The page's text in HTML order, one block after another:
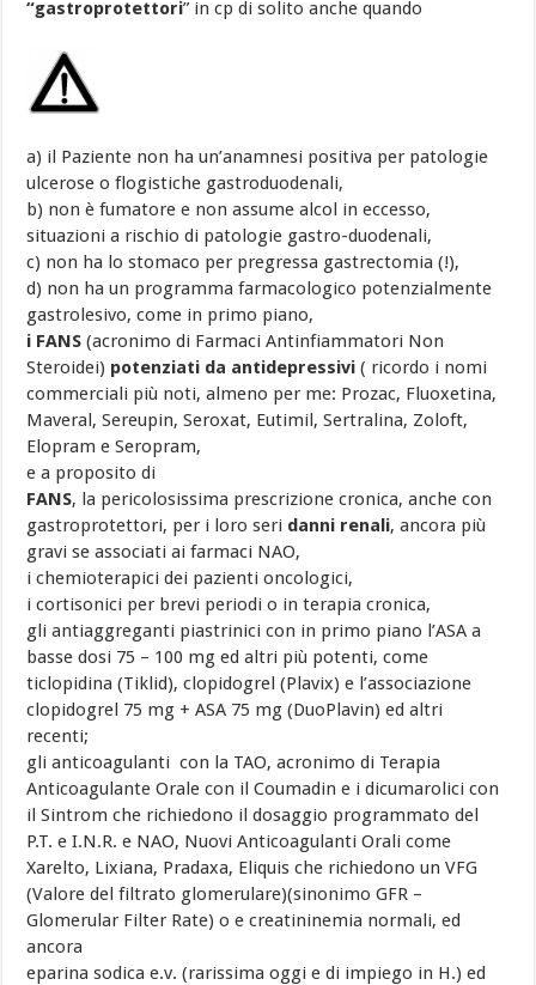
“gastroprotettori” in cp di solito anche quando
a) il Paziente non ha un’anamnesi positiva per patologie
ulcerose o flogistiche gastroduodenali,
b) non è fumatore e non assume alcol in eccesso,
situazioni a rischio di patologie gastro-duodenali,
c) non ha lo stomaco per pregressa gastrectomia (!),
d) non ha un programma farmacologico potenzialmente
gastrolesivo, come in primo piano,
i FANS (acronimo di Farmaci Antinfiammatori Non
Steroidei) potenziati da antidepressivi ( ricordo i nomi
commerciali più noti, almeno per me: Prozac, Fluoxetina,
Maveral, Sereupin, Seroxat, Eutimil, Sertralina, Zoloft,
Elopram e Seropram,
e a proposito di
FANS, la pericolosissima prescrizione cronica, anche con
gastroprotettori, per i loro seri danni renali, ancora più
gravi se associati ai farmaci NAO,
i chemioterapici dei pazienti oncologici,
i cortisonici per brevi periodi o in terapia cronica,
gli antiaggreganti piastrinici con in primo piano l’ASA a
basse dosi 75 – 100 mg ed altri più potenti, come
ticlopidina (Tiklid), clopidogrel (Plavix) e l’associazione
clopidogrel 75 mg + ASA 75 mg (DuoPlavin) ed altri
recenti;
gli anticoagulanti con la TAO, acronimo di Terapia
Anticoagulante Orale con il Coumadin e i dicumarolici con
il Sintrom che richiedono il dosaggio programmato del
P.T. e I.N.R. e NAO, Nuovi Anticoagulanti Orali come
Xarelto, Lixiana, Pradaxa, Eliquis che richiedono un VFG
(Valore del filtrato glomerulare)(sinonimo GFR –
Glomerular Filter Rate) o e creatininemia normali, ed
ancora
eparina sodica e.v. (rarissima oggi e di impiego in H.) ed